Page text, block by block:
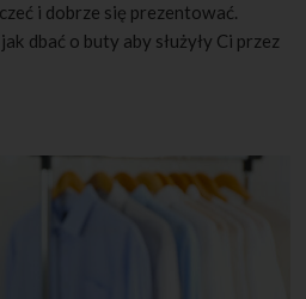
i dobrze się prezentować.
dbać o buty aby służyły Ci przez